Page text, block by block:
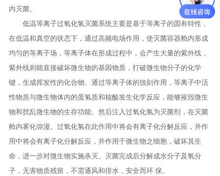
内灭菌。
低温等离子过氧化氢灭菌系统主要是基于等离子的固有特性，
在低温和真空的状态下，通过高频电场作用，使灭菌容器舱内形成
均匀的等离子场，等离子体在形成过程中，会产生大量的紫外线，
紫外线则能直接破坏微生物的基因物质，打破微生物分子的化学
键，生成挥发性的化合物。通过等离子体的蚀刻作用，等离子中活
性物质与微生物体内的蛋氢质和核酸发生化学反应，能够摧毁微生
物和扰乱微生物的生存功能。然后注入过氧化氢为灭菌剂，在灭菌
舱内雾化弥漫。过氧化氢在此作用中将会有离子化分解反应，并作
用中将会有离子化分解反应，并作用于微生物之细胞，破坏其生
命，进一步对微生物实施杀灭。灭菌完成后分解成水分子及氧分
子，无害物质残留，不需通风和排水，安全而环 保。